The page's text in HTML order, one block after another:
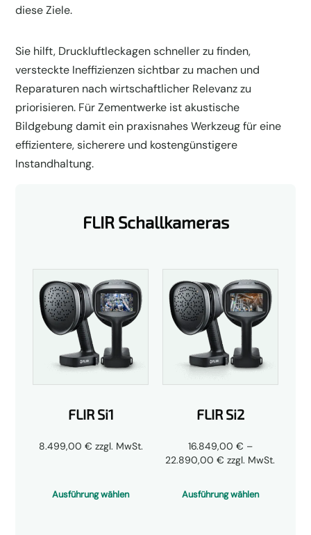
diese Ziele.
Sie hilft, Druckluftleckagen schneller zu finden,
versteckte Ineffizienzen sichtbar zu machen und
Reparaturen nach wirtschaftlicher Relevanz zu
priorisieren. Für Zementwerke ist akustische
Bildgebung damit ein praxisnahes Werkzeug für eine
effizientere, sicherere und kostengünstigere
Instandhaltung.
FLIR Schallkameras
FLIR Si1
8.499,00 € zzgl. MwSt.
Ausführung wählen
FLIR Si2
16.849,00 € –
22.890,00€ Preisspanne:
22.890,00 €
zzgl. MwSt.
Ausführung wählen